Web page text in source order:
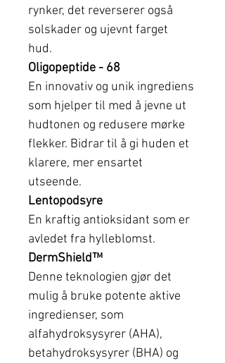
rynker, det reverserer også
solskader og ujevnt farget
hud.
Oligopeptide - 68
En innovativ og unik ingrediens
som hjelper til med å jevne ut
hudtonen og redusere mørke
flekker. Bidrar til å gi huden et
klarere, mer ensartet
utseende.
Lentopodsyre
En kraftig antioksidant som er
avledet fra hylleblomst.
DermShield™
Denne teknologien gjør det
mulig å bruke potente aktive
ingredienser, som
alfahydroksysyrer (AHA),
betahydroksysyrer (BHA) og